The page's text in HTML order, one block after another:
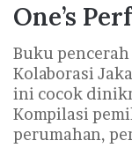
One’s
Buku
Kolaborasi
ini cocok
Kompilasi
perumahan,